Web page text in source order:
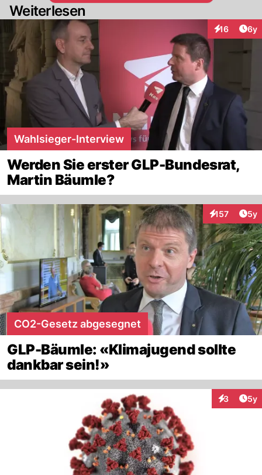
Weiterlesen
16 6y
Wahlsieger-Interview
Werden Sie erster GLP-Bundesrat,
Martin Bäumle?
157
Interaktionen
5y
CO2-Gesetz abgesegnet
GLP-Bäumle: «Klimajugend sollte
dankbar sein!»
3 5y